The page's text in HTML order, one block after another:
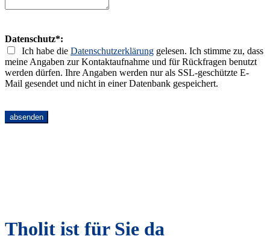
Datenschutz*:
Ich habe die Datenschutzerklärung gelesen. Ich stimme zu, dass
meine Angaben zur Kontaktaufnahme und für Rückfragen benutzt
werden dürfen. Ihre Angaben werden nur als SSL-geschützte E-
Mail gesendet und nicht in einer Datenbank gespeichert.
Tholit ist für Sie da